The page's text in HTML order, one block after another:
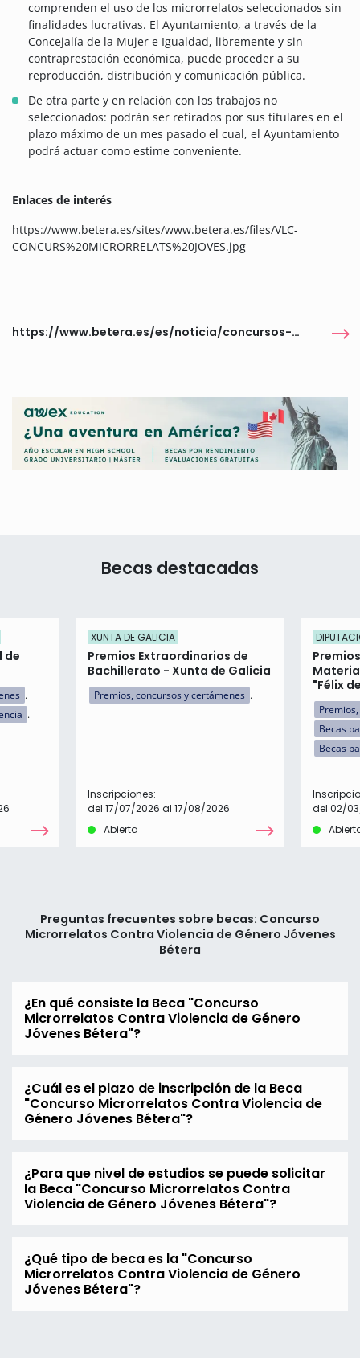
comprenden el uso de los microrrelatos seleccionados sin
finalidades lucrativas. El Ayuntamiento, a través de la
Concejalía de la Mujer e Igualdad, libremente y sin
contraprestación económica, puede proceder a su
reproducción, distribución y comunicación pública.
De otra parte y en relación con los trabajos no
seleccionados: podrán ser retirados por sus titulares en el
plazo máximo de un mes pasado el cual, el Ayuntamiento
podrá actuar como estime conveniente.
Enlaces de interés
https://www.betera.es/sites/www.betera.es/files/VLC-
CONCURS%20MICRORRELATS%20JOVES.jpg
https://www.betera.es/es/noticia/concursos-microrrelatos-contra-violencia-genero-0
Becas destacadas
de
XUNTA DE GALICIA
Premios Extraordinarios de
Bachillerato - Xunta de Galicia
Premios, concursos y certámenes
Inscripciones:
del 17/07/2026 al 17/08/2026
Abierta
"Félix
Becas
Becas
del 02/
Preguntas frecuentes sobre becas: Concurso
Microrrelatos Contra Violencia de Género Jóvenes
Bétera
¿En qué consiste la Beca "Concurso
Microrrelatos Contra Violencia de Género
Jóvenes Bétera"?
¿Cuál es el plazo de inscripción de la Beca
"Concurso Microrrelatos Contra Violencia de
Género Jóvenes Bétera"?
¿Para que nivel de estudios se puede solicitar
la Beca "Concurso Microrrelatos Contra
Violencia de Género Jóvenes Bétera"?
¿Qué tipo de beca es la "Concurso
Microrrelatos Contra Violencia de Género
Jóvenes Bétera"?